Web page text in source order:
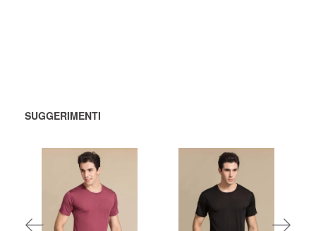
SUGGERIMENTI
448,00 DKK per 448,00 DKK